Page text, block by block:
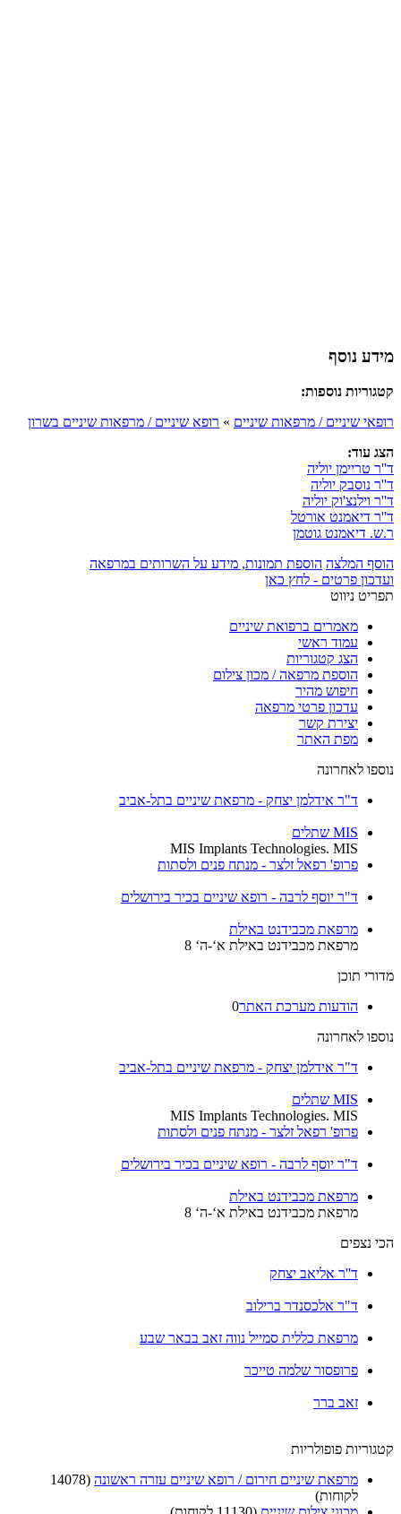
מידע נוסף
קטגוריות נוספות:
רופאי שיניים / מרפאות שיניים » רופא שיניים / מרפאות שיניים בשרון
הצג עוד:
ד''ר טריימן יוליה
ד''ר נוסבק יוליה
ד''ר וילנצ'וק יוליה
ד''ר דיאמנט אורטל
ר.ש. דיאמנט גוטמן
הוסף המלצה הוספת תמונות, מידע על השרותים במרפאה
ועדכון פרטים - לחץ כאן
תפריט ניווט
מאמרים ברפואת שיניים
עמוד ראשי
הצג קטגוריות
הוספת מרפאה / מכון צילום
חיפוש מהיר
עדכון פרטי מרפאה
יצירת קשר
מפת האתר
נוספו לאחרונה
ד"ר אידלמן יצחק - מרפאת שיניים בתל-אביב
MIS שתלים
MIS Implants Technologies. MIS
פרופ' רפאל זלצר - מנתח פנים ולסתות
ד"ר יוסף לרבה - רופא שיניים בכיר בירושלים
מרפאת מכבידנט באילת
מרפאת מכבידנט באילת א‘-ה‘ 8
מדורי תוכן
הודעות מערכת האתר0
נוספו לאחרונה
ד"ר אידלמן יצחק - מרפאת שיניים בתל-אביב
MIS שתלים
MIS Implants Technologies. MIS
פרופ' רפאל זלצר - מנתח פנים ולסתות
ד"ר יוסף לרבה - רופא שיניים בכיר בירושלים
מרפאת מכבידנט באילת
מרפאת מכבידנט באילת א‘-ה‘ 8
הכי נצפים
ד''ר אליאב יצחק
ד"ר אלכסנדר ברילוב
מרפאת כללית סמייל נווה זאב בבאר שבע
פרופסור שלמה טייכר
זאב ברר
קטגוריות פופולריות
מרפאת שיניים חירום / רופא שיניים עזרה ראשונה (14078
לקוחות)